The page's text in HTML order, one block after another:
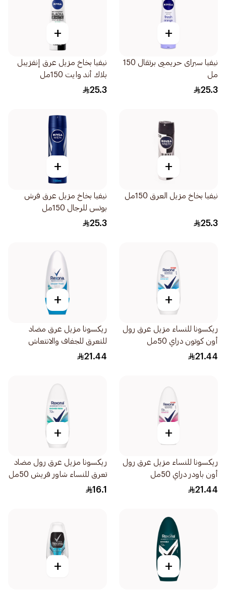
+
نيفيا سبراى حريميى برتقال 150
مل
25.3
+
نيفيا بخاخ مزيل عرق إنفزيبل
بلاك أند وايت 150مل
25.3
+
نيفيا بخاخ مزيل العرق 150مل
25.3
+
نيفيا بخاخ مزيل عرق فرش
بوتس للرجال 150مل
25.3
+
ريكسونا للنساء مزيل عرق رول
أون كوتون دراي 50مل
21.44
+
ريكسونا مزيل عرق مضاد
للتعرق للجفاف والانتعاش
50مل
21.44
+
ريكسونا للنساء مزيل عرق رول
أون باودر دراي 50مل
21.44
+
ريكسونا مزيل عرق رول مضاد
تعرق للنساء شاور فريش 50مل
16.1
+
+